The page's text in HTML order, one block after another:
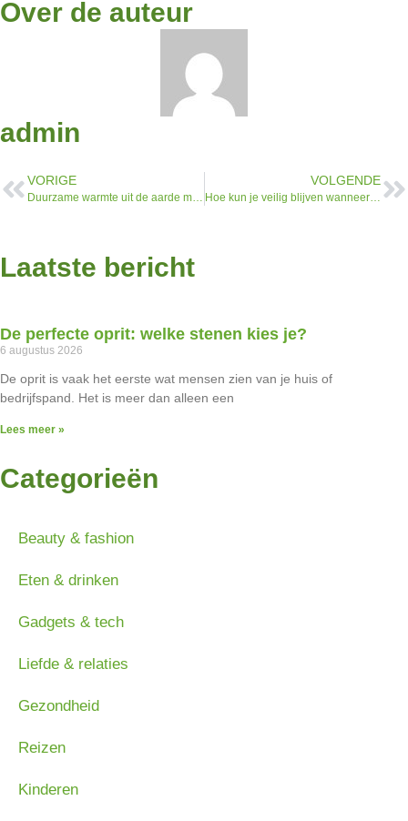
Over de auteur
admin
VORIGE
Duurzame warmte uit de aarde met geothermie
VOLGENDE
Hoe kun je veilig blijven wanneer je online browst?
Laatste bericht
De perfecte oprit: welke stenen kies je?
6 augustus 2026
De oprit is vaak het eerste wat mensen zien van je huis of
bedrijfspand. Het is meer dan alleen een
Lees meer »
Categorieën
Beauty & fashion
Eten & drinken
Gadgets & tech
Liefde & relaties
Gezondheid
Reizen
Kinderen